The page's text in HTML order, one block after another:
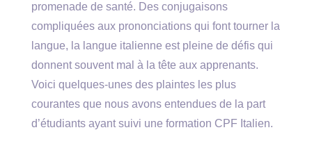
promenade de santé. Des conjugaisons
compliquées aux prononciations qui font tourner la
langue, la langue italienne est pleine de défis qui
donnent souvent mal à la tête aux apprenants.
Voici quelques-unes des plaintes les plus
courantes que nous avons entendues de la part
d’étudiants ayant suivi une formation CPF Italien.